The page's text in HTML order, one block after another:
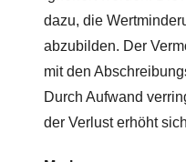
dazu, die
abzubilden. Der
mit den
Durch Aufwand
der Verlust erhöht